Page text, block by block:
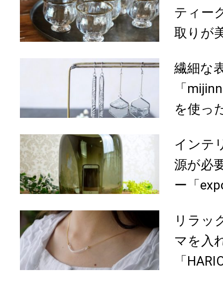
ティー
取りが
繊細な
「
を使っ
インテ
源が必
ー「
リラッ
マを入
「